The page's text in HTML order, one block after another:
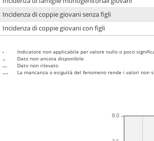
Incidenza di coppie giovani senza figli
Incidenza di coppie giovani con figli
-
Indicatore non applicabile per valore nullo o poco
..
Dato non ancora disponibile
...
Dato non rilevato
....
La mancanza o esiguità del fenomeno rende i valori non
8.0